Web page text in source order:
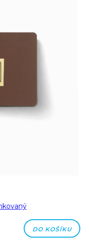
DO KOŠÍKU